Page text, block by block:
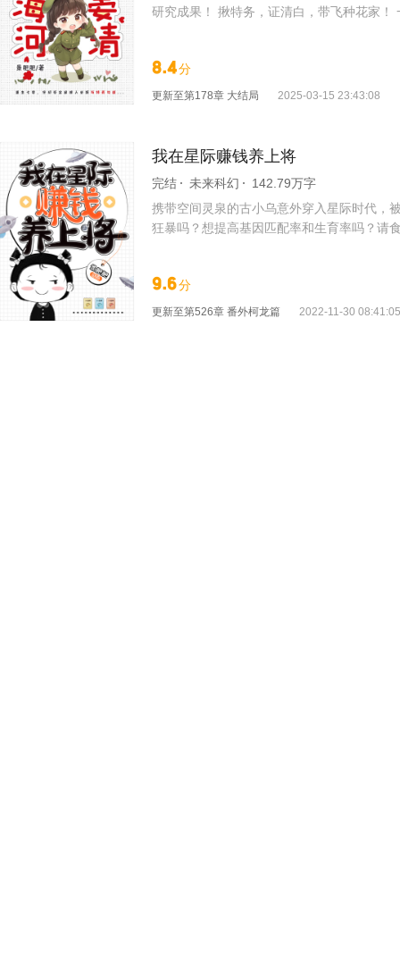
研究成果！ 揪特务，证清白，带飞种花家
8.4分
更新至第178章 大结局 2025-03-15 23:43:08
我在星际赚钱养上将
完结 未来科幻
142.79万字
携带空间灵泉的古小乌意外穿入星际时代，
狂暴吗？想提高基因匹配率和生育率吗？请
9.6分
更新至第526章 番外柯龙篇 2022-11-30 08:41:05